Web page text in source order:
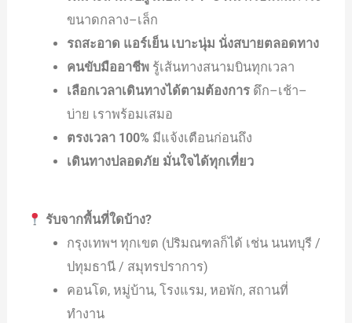
ขนาดกลาง–เล็ก
รถสะอาด แอร์เย็น เบาะนุ่ม นั่งสบายตลอดทาง
คนขับมืออาชีพรู้เส้นทางสนามบินทุกเวลา
เลือกเวลาเดินทางได้ตามต้องการดึก–เช้า–
บ่าย เราพร้อมเสมอ
ตรงเวลา 100% มีแจ้งเตือนก่อนถึง
เดินทางปลอดภัย มั่นใจได้ทุกเที่ยว
รับจากพื้นที่ใดบ้าง?
กรุงเทพฯ ทุกเขต (ปริมณฑลก็ได้ เช่น นนทบุรี /
ปทุมธานี / สมุทรปราการ)
คอนโด, หมู่บ้าน, โรงแรม, หอพัก, สถานที่
ทำงาน